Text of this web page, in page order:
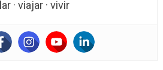
· viajar · vivir